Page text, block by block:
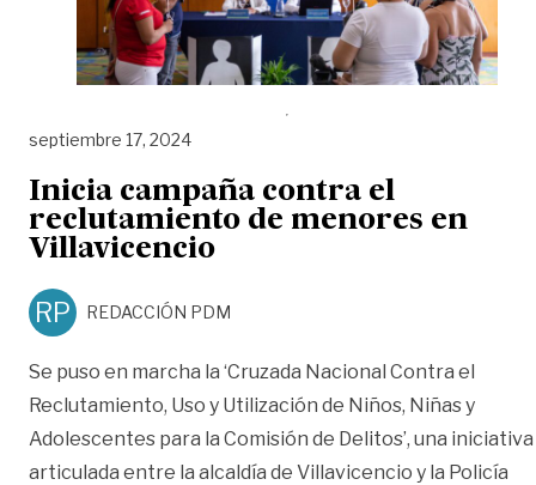
septiembre 17, 2024
Inicia campaña contra el
reclutamiento de menores en
Villavicencio
RP REDACCIÓN PDM
Se puso en marcha la ‘Cruzada Nacional Contra el
Reclutamiento, Uso y Utilización de Niños, Niñas y
Adolescentes para la Comisión de Delitos’, una iniciativa
articulada entre la alcaldía de Villavicencio y la Policía